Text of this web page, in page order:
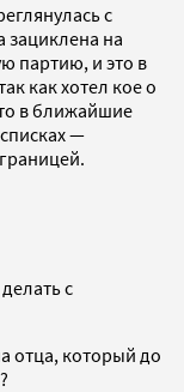
с
зациклена на
партию, и это в
как хотел кое о
в ближайшие
—
с
отца, который до